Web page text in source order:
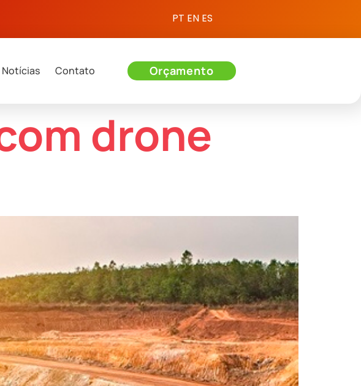
PT EN ES
Notícias Contato Orçamento
drone